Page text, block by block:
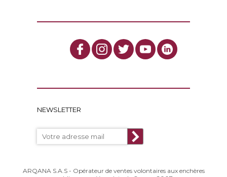
NEWSLETTER
ARQANA S.A.S - Opérateur de ventes volontaires aux enchères